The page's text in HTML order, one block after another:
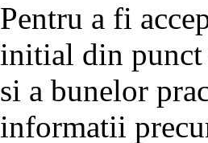
Pentru a fi
initial din punct
si a bunelor
informatii